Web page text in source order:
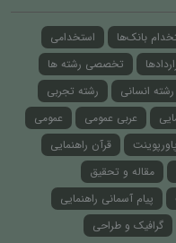
بانک‌ها
استخدامی
تخصصی رشته ها
رشته انسانی
رشته تجربی
عربی عمومی
عمومی
قرآن راهنمایی
مقاله و تحقیق
پیام آسمانی راهنمایی
گرافیک و طراحی